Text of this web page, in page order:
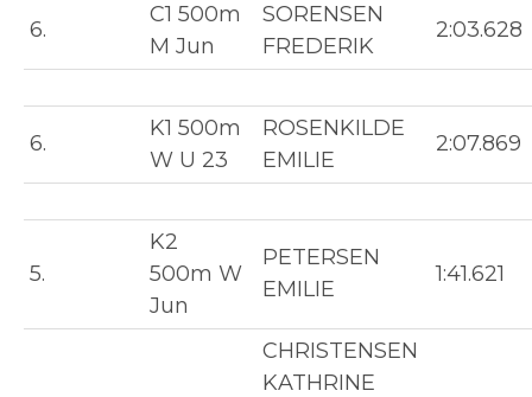
6.
C1 500m
M Jun
SORENSEN
FREDERIK
2:03.628
6.
K1 500m
W U 23
ROSENKILDE
EMILIE
2:07.869
5.
K2
500m W
Jun
PETERSEN
EMILIE
1:41.621
CHRISTENSEN
KATHRINE